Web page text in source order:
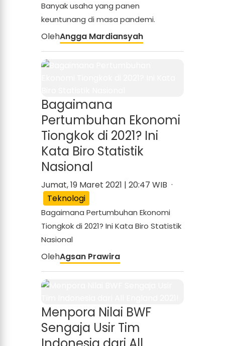
Banyak usaha yang panen
keuntunang di masa pandemi.
OlehAngga Mardiansyah
Bagaimana
Pertumbuhan Ekonomi
Tiongkok di 2021? Ini
Kata Biro Statistik
Nasional
Jumat, 19 Maret 2021 | 20:47 WIB ·
Teknologi
Bagaimana Pertumbuhan Ekonomi
Tiongkok di 2021? Ini Kata Biro Statistik
Nasional
OlehAgsan Prawira
Menpora Nilai BWF
Sengaja Usir Tim